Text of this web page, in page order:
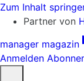
Zum Inhalt
Partner von
manager magazin
Anmelden